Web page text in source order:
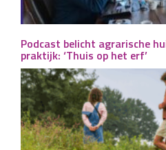
Podcast belicht agrarische
praktijk: ‘Thuis op het erf’